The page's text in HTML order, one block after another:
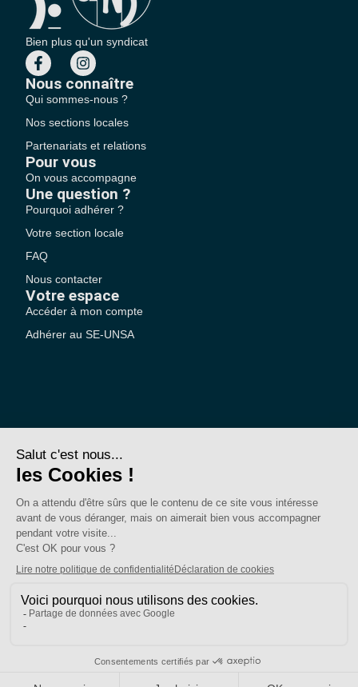
Bien plus qu'un syndicat
Nous connaître
Qui sommes-nous ?
Nos sections locales
Partenariats et relations
Pour vous
On vous accompagne
Une question ?
Pourquoi adhérer ?
Votre section locale
FAQ
Nous contacter
Votre espace
Accéder à mon compte
Adhérer au SE-UNSA
SE-Unsa est un syndicat de l’UNSA
Politique de confidentialité